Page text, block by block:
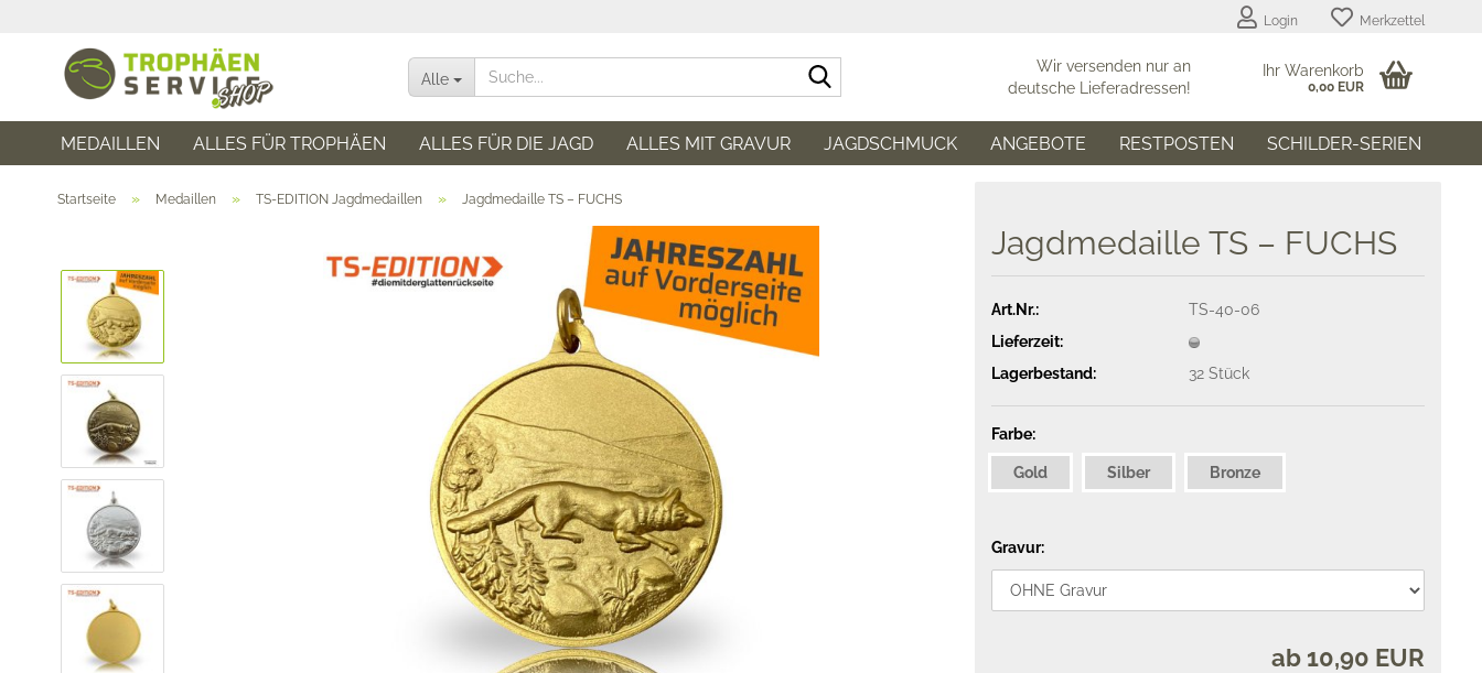
Login Merkzettel
Alle
Wir versenden nur an
deutsche Lieferadressen!
Ihr Warenkorb
0,00 EUR
MEDAILLEN ALLES FÜR TROPHÄEN ALLES FÜR DIE JAGD ALLES MIT GRAVUR JAGDSCHMUCK ANGEBOTE RESTPOSTEN SCHILDER-SERIEN
Startseite » Medaillen » TS-EDITION Jagdmedaillen » Jagdmedaille TS – FUCHS
Jagdmedaille TS – FUCHS
Art.Nr.:
TS-40-06
Lieferzeit:
Lagerbestand:
32 Stück
Farbe:
Gold Silber Bronze
Gravur:
ab 10,90 EUR